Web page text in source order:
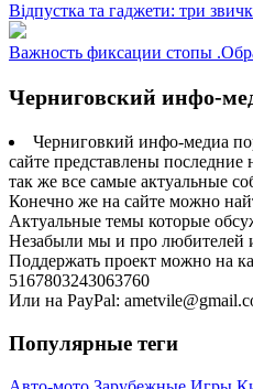
Відпустка та гаджети: три
Важность фиксации стопы
Черниговский инфо-
Черниговкий инфо-медиа
сайте представлены последние
так же все самые актуальные
Конечно же на сайте можно
Актуальные темы которые
Незабыли мы и про любителей
Поддержать проект можно на
5167803243063760
Или на PayPal:
Популярные теги